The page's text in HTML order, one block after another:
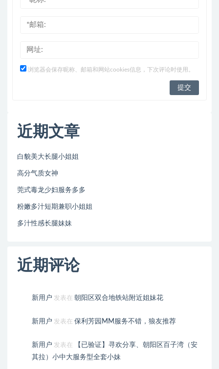
浏览器会保存昵称、邮箱和网站cookies信息，下次评论时使用。
近期文章
白貌美大长腿小姐姐
高分气质女神
莞式毒龙少妇服务多多
粉嫩多汁短期兼职小姐姐
多汁性感长腿妹妹
近期评论
新用户 发表在 朝阳区双合地铁站附近姐妹花
新用户 发表在 保利芳园MM服务不错，狼友推荐
新用户 发表在
【已验证】寻欢分享、朝阳区百子湾（安
其拉）小中大服务型全套小妹